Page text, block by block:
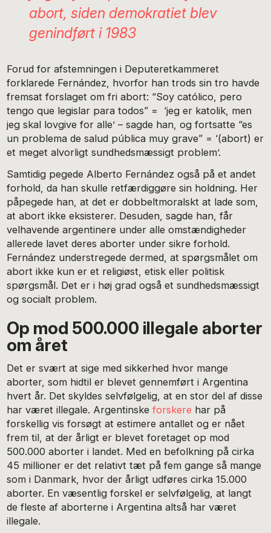
abort, siden demokratiet blev
genindført i 1983
Forud for afstemningen i Deputeretkammeret
forklarede Fernández, hvorfor han trods sin tro havde
fremsat forslaget om fri abort: “Soy católico, pero
tengo que legislar para todos” = ‘jeg er katolik, men
jeg skal lovgive for alle’ – sagde han, og fortsatte “es
un problema de salud pública muy grave” = ‘(abort) er
et meget alvorligt sundhedsmæssigt problem’.
Samtidig pegede Alberto Fernández også på et andet
forhold, da han skulle retfærdiggøre sin holdning. Her
påpegede han, at det er dobbeltmoralskt at lade som,
at abort ikke eksisterer. Desuden, sagde han, får
velhavende argentinere under alle omstændigheder
allerede lavet deres aborter under sikre forhold.
Fernández understregede dermed, at spørgsmålet om
abort ikke kun er et religiøst, etisk eller politisk
spørgsmål. Det er i høj grad også et sundhedsmæssigt
og socialt problem.
Op mod 500.000 illegale aborter
om året
Det er svært at sige med sikkerhed hvor mange
aborter, som hidtil er blevet gennemført i Argentina
hvert år. Det skyldes selvfølgelig, at en stor del af disse
har været illegale. Argentinskeforskere har på
forskellig vis forsøgt at estimere antallet og er nået
frem til, at der årligt er blevet foretaget op mod
500.000 aborter i landet. Med en befolkning på cirka
45 millioner er det relativt tæt på fem gange så mange
som i Danmark, hvor der årligt udføres cirka 15.000
aborter. En væsentlig forskel er selvfølgelig, at langt
de fleste af aborterne i Argentina altså har været
illegale.